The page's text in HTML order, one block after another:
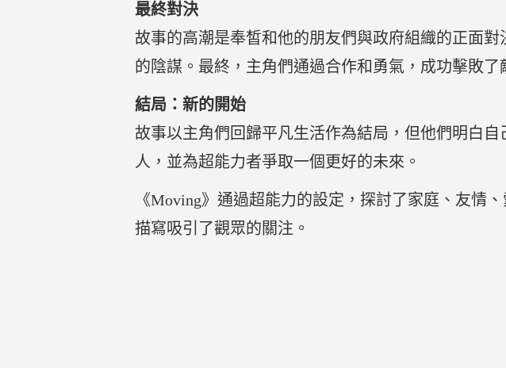
最終對決
故事的高潮是奉皙和他的朋友們與政府組織的正面
的陰謀。最終，主角們通過合作和勇氣，成功擊敗了
結局：新的開始
故事以主角們回歸平凡生活作為結局，但他們明白
人，並為超能力者爭取一個更好的未來。
《Moving》通過超能力的設定，探討了家庭、友情
描寫吸引了觀眾的關注。